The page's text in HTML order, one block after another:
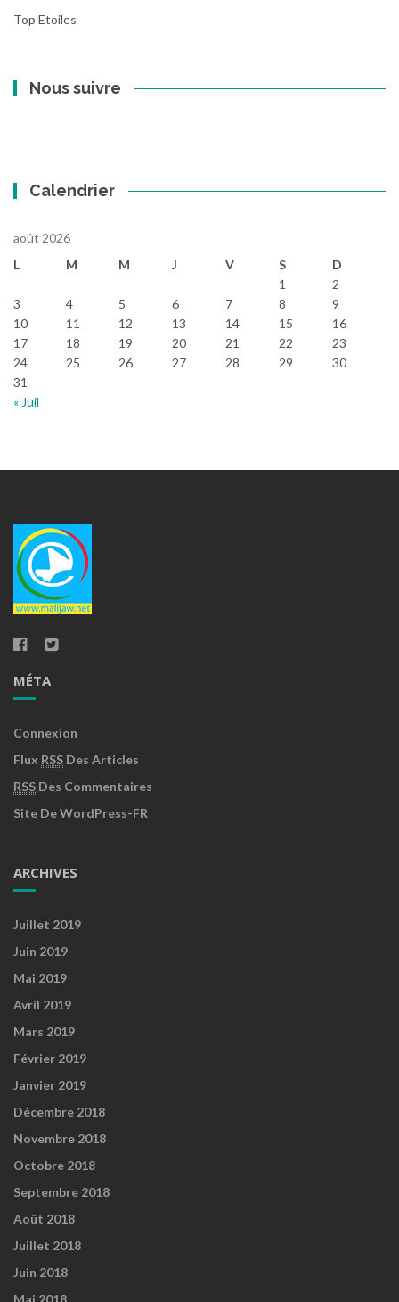
Top Etoiles
Nous suivre
Calendrier
août 2026
L
M M J V S D
« Juil
1
2
3
4 5 6 7 8
9
10
11 12 13 14 15
16
17
18 19 20 21 22
23
24
25 26 27 28 29
30
31
MÉTA
Connexion
Flux RSS Des Articles
RSS Des Commentaires
Site De WordPress-FR
ARCHIVES
Juillet 2019
Juin 2019
Mai 2019
Avril 2019
Mars 2019
Février 2019
Janvier 2019
Décembre 2018
Novembre 2018
Octobre 2018
Septembre 2018
Août 2018
Juillet 2018
Juin 2018